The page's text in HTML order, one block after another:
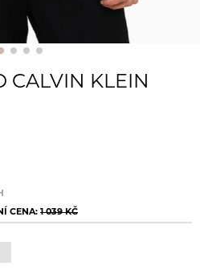
CALVIN KLEIN
CENA: 1 039 KČ